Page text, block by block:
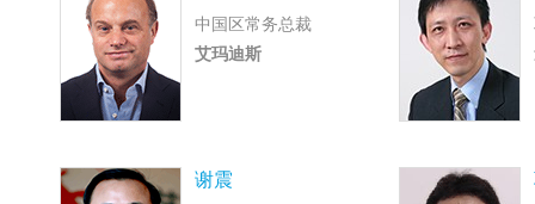
中国区常务总裁
艾玛迪斯
谢震